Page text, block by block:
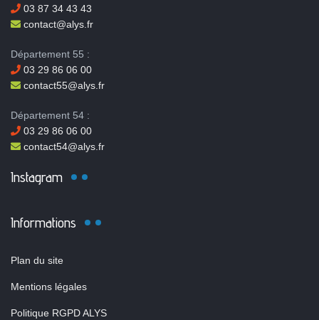
03 87 34 43 43
contact@alys.fr
Département 55 :
03 29 86 06 00
contact55@alys.fr
Département 54 :
03 29 86 06 00
contact54@alys.fr
Instagram
Informations
Plan du site
Mentions légales
Politique RGPD ALYS